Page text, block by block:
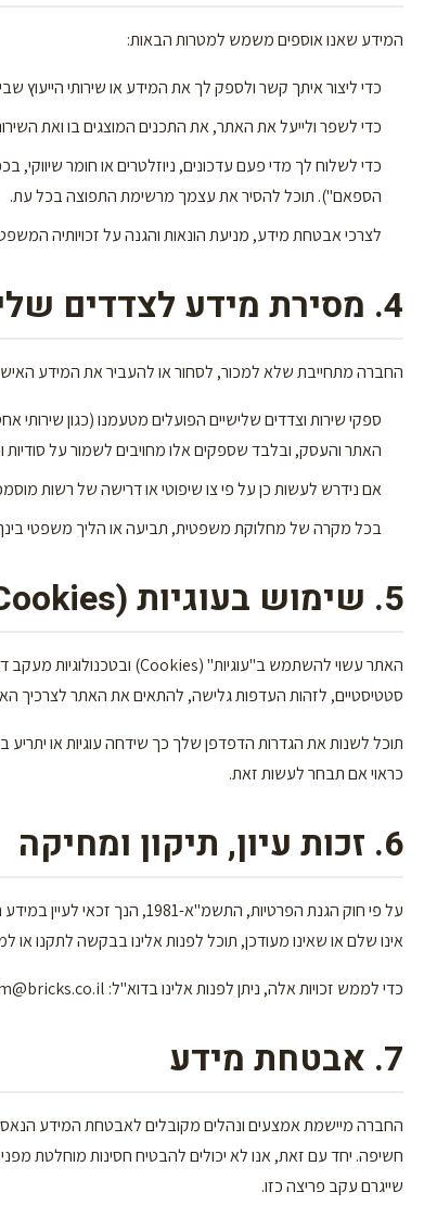
המידע שאנו אוספים משמש למטרות הבאות:
כדי ליצור איתך קשר ולספק לך את המידע או שירותי הייעוץ
כדי לשפר ולייעל את האתר, את התכנים המוצגים בו ואת
כדי לשלוח לך מדי פעם עדכונים, ניוזלטרים או חומר
הספאם"). תוכל להסיר את עצמך מרשימת התפוצה בכל עת.
לצרכי אבטחת מידע, מניעת הונאות והגנה על זכויותיה
4. מסירת מידע לצדדים שלישיים
החברה מתחייבת שלא למכור, לסחור או להעביר את המידע
האתר והעסק, ובלבד שספקים אלו מחויבים לשמור על
אם נידרש לעשות כן על פי צו שיפוטי או דרישה של רשות
בכל מקרה של מחלוקת משפטית, תביעה או הליך משפטי
5. שימוש בעוגיות (Cookies)
סטטיסטיים, לזהות העדפות גלישה, להתאים את האתר לצרכיך
תוכל לשנות את הגדרות הדפדפן שלך כך שידחה עוגיות או
כראוי אם תבחר לעשות זאת.
6. זכות עיון, תיקון ומחיקה
על פי חוק הגנת הפרטיות,
אינו שלם או שאינו מעודכן, תוכל לפנות אלינו בבקשה לתקנו או
כדי לממש זכויות אלה, ניתן לפנות אלינו בדוא"ל:
7. אבטחת מידע
החברה מיישמת אמצעים ונהלים מקובלים לאבטחת המידע
חשיפה. יחד עם זאת, אנו לא יכולים להבטיח חסינות מוחלטת
שייגרם עקב פריצה כזו.